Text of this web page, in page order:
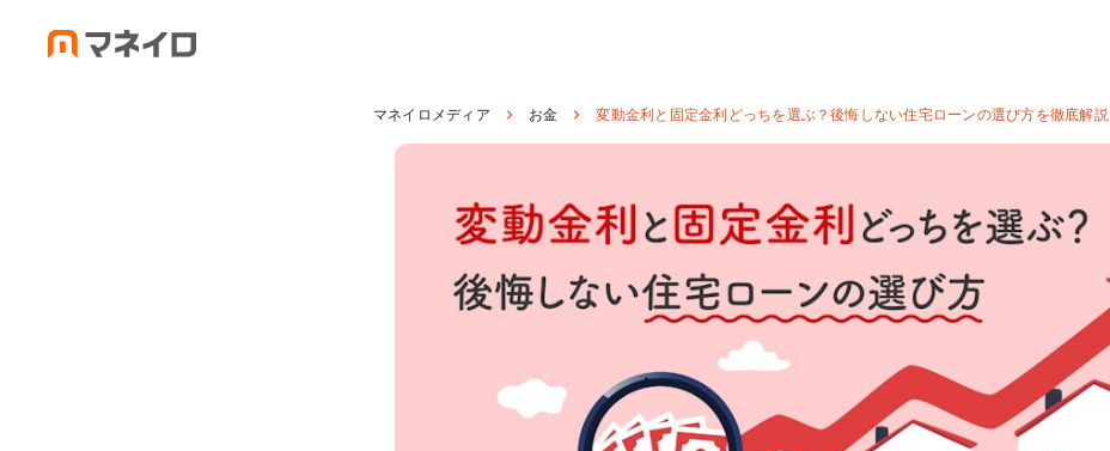
マネイロメディア お金 変動金利と固定金利どっちを選ぶ？後悔しない住宅ローンの選び方を徹底解説